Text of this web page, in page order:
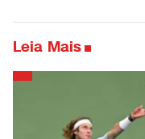
Leia Mais